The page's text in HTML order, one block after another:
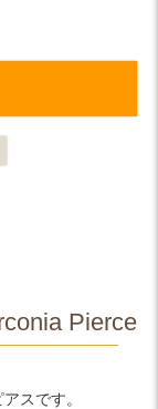
Pierce
スです。